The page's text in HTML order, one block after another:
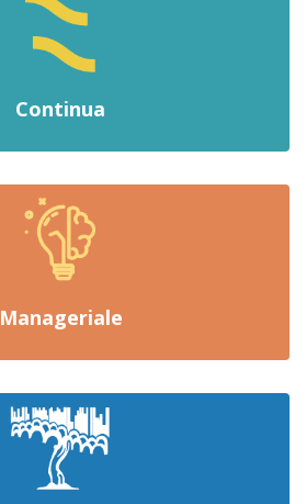
Continua
Manageriale